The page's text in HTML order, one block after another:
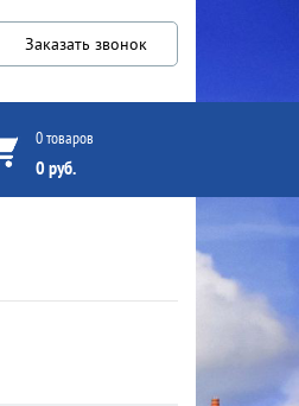
Заказать звонок
0 товаров
0 руб.